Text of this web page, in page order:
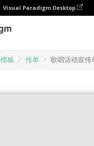
Visual Paradigm Desktop
模板 传单 歌唱活动宣传